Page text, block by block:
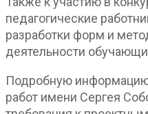
педагогические
разработки форм и
деятельности
Подробную
работ имени Сергея